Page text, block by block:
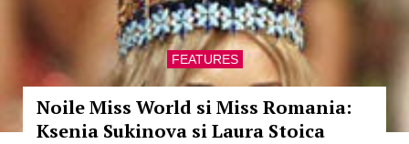
FEATURES
Noile Miss World si Miss Romania:
Ksenia Sukinova si Laura Stoica